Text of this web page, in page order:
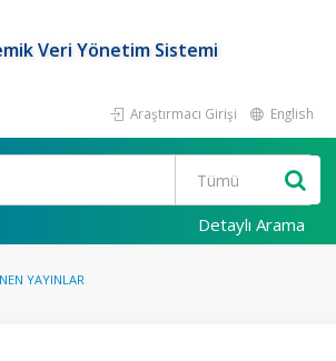
Veri Yönetim Sistemi
Araştırmacı Girişi English
Detaylı Arama
YAYINLAR